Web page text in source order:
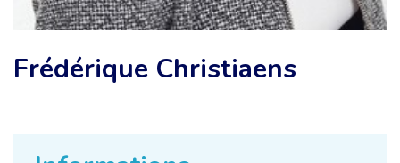
Frédérique Christiaens